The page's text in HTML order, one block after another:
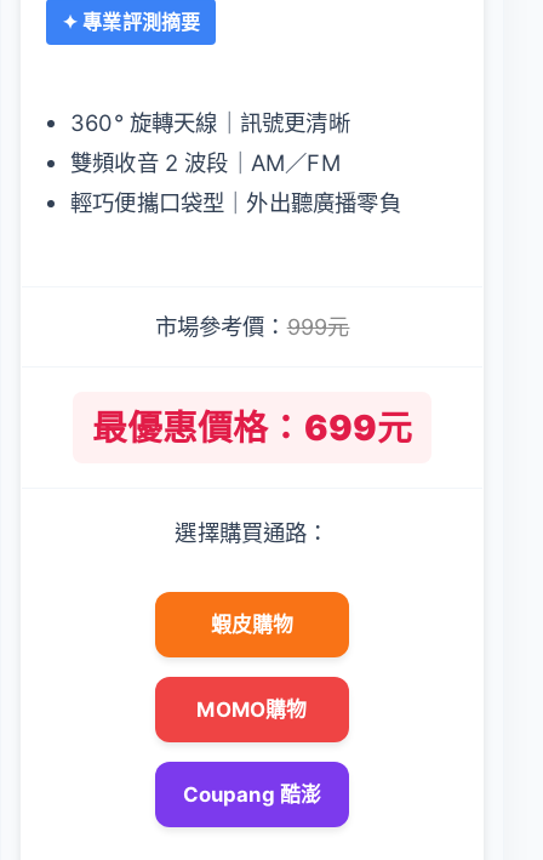
✦ 專業評測摘要
360° 旋轉天線｜訊號更清晰
雙頻收音 2 波段｜AM／FM
輕巧便攜口袋型｜外出聽廣播零負
市場參考價：999元
最優惠價格：699元
選擇購買通路：
蝦皮購物
MOMO購物
Coupang 酷澎